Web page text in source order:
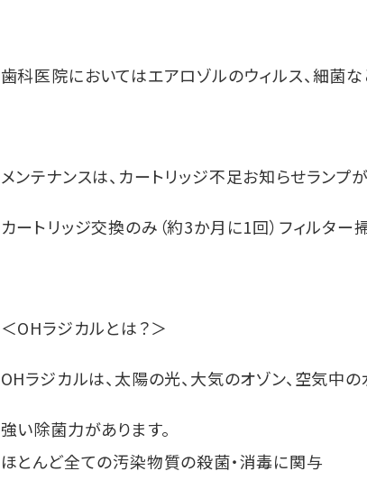
歯科医院においてはエアロゾルのウィルス、細菌
メンテナンスは、カートリッジ不足お知らせランプ
カートリッジ交換のみ（約3か月に1回）フィルター掃
＜OHラジカルとは？＞
OHラジカルは、太陽の光、大気のオゾン、空気
強い除菌力があります。
ほとんど全ての汚染物質の殺菌・消毒に関与